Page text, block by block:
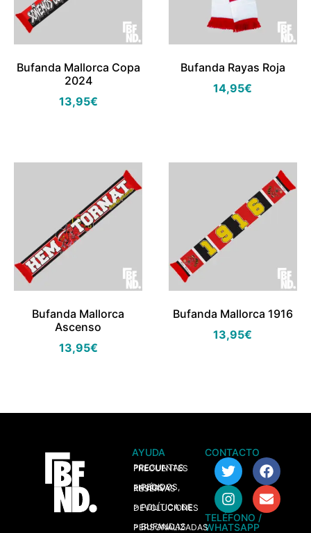
Bufanda Mallorca Copa
2024
13,95€
Bufanda Rayas Roja
14,95€
Bufanda Mallorca
Ascenso
13,95€
Bufanda Mallorca 1916
13,95€
AYUDA
> PREGUNTAS FRECUENTES
> PEDIDOS, ENVÍOS Y RESERVAS
> POLÍTICA DE DEVOLUCIONES
> BUFANDAS PERSONALIZADAS
CONTACTO
TELÉFONO /
WHATSAPP